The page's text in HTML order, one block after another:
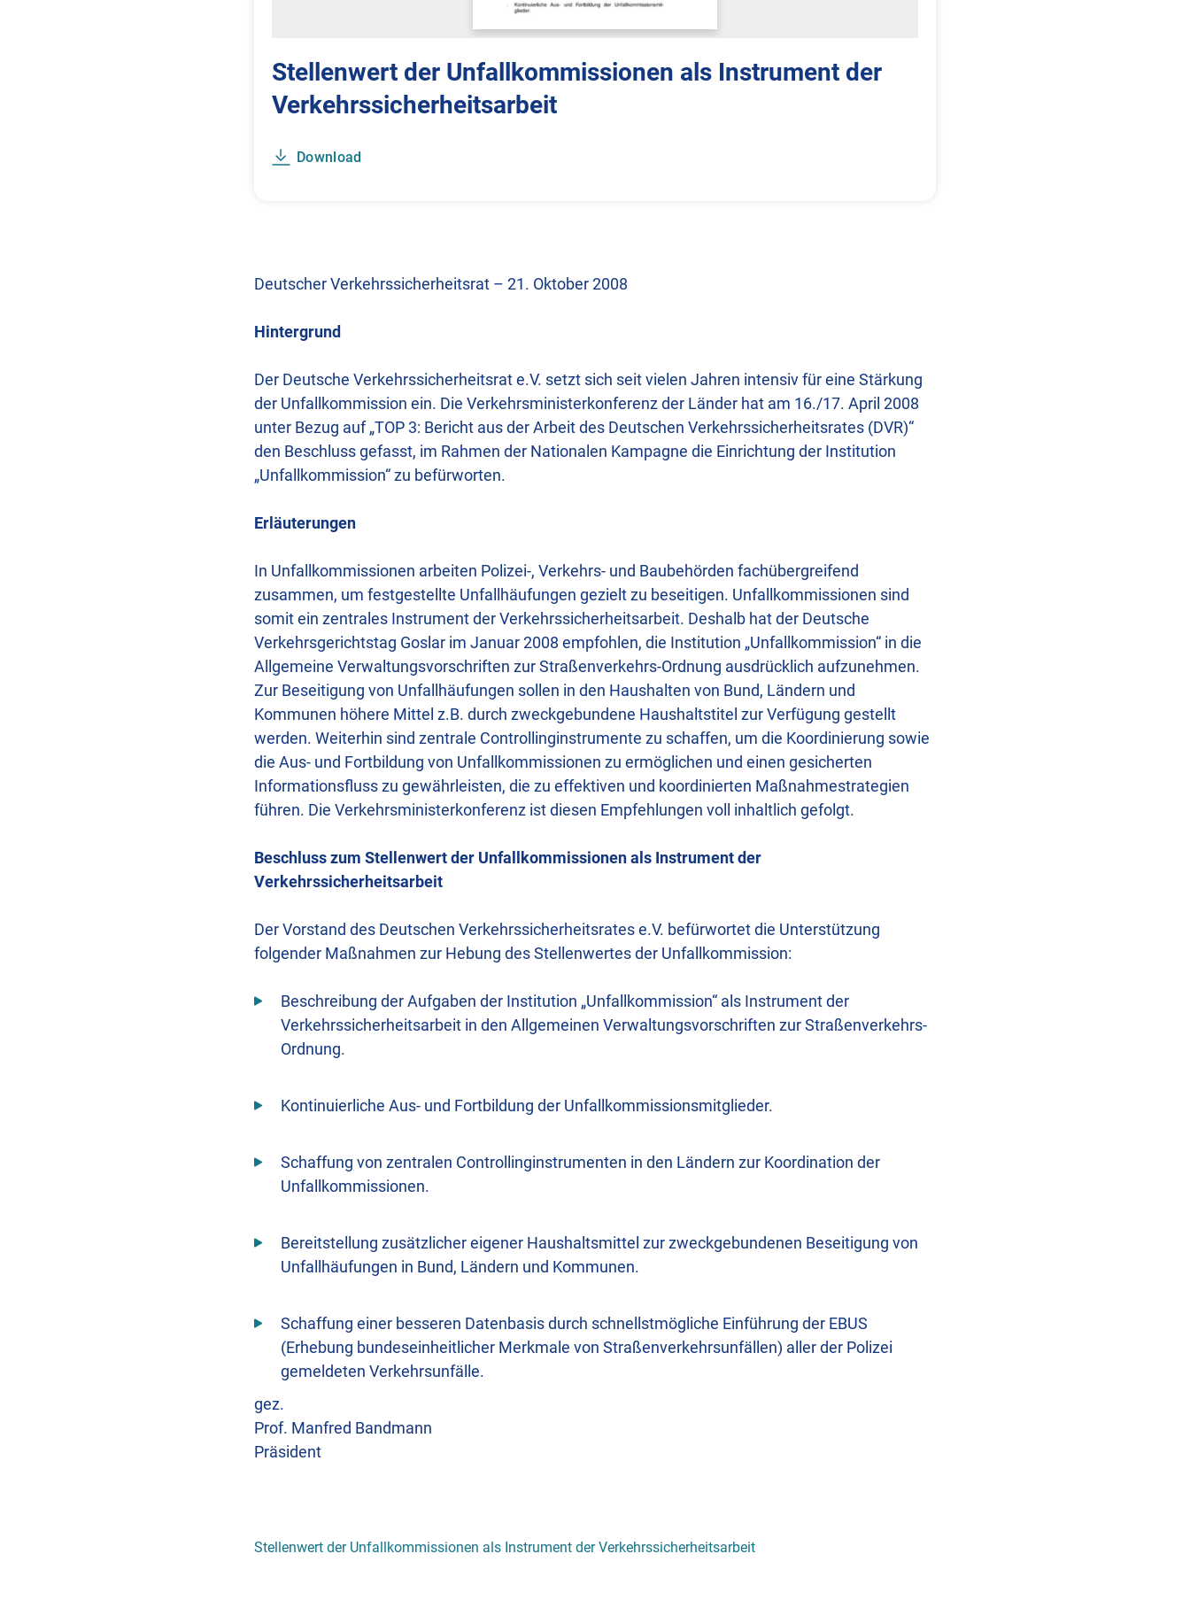
Stellenwert der Unfallkommissionen als Instrument der
Verkehrssicherheitsarbeit
Download
Deutscher Verkehrssicherheitsrat – 21. Oktober 2008
Hintergrund
Der Deutsche Verkehrssicherheitsrat e.V. setzt sich seit vielen Jahren intensiv für eine Stärkung
der Unfallkommission ein. Die Verkehrsministerkonferenz der Länder hat am 16./17. April 2008
unter Bezug auf „TOP 3: Bericht aus der Arbeit des Deutschen Verkehrssicherheitsrates (DVR)“
den Beschluss gefasst, im Rahmen der Nationalen Kampagne die Einrichtung der Institution
„Unfallkommission“ zu befürworten.
Erläuterungen
In Unfallkommissionen arbeiten Polizei-, Verkehrs- und Baubehörden fachübergreifend
zusammen, um festgestellte Unfallhäufungen gezielt zu beseitigen. Unfallkommissionen sind
somit ein zentrales Instrument der Verkehrssicherheitsarbeit. Deshalb hat der Deutsche
Verkehrsgerichtstag Goslar im Januar 2008 empfohlen, die Institution „Unfallkommission“ in die
Allgemeine Verwaltungsvorschriften zur Straßenverkehrs-Ordnung ausdrücklich aufzunehmen.
Zur Beseitigung von Unfallhäufungen sollen in den Haushalten von Bund, Ländern und
Kommunen höhere Mittel z.B. durch zweckgebundene Haushaltstitel zur Verfügung gestellt
werden. Weiterhin sind zentrale Controllinginstrumente zu schaffen, um die Koordinierung sowie
die Aus- und Fortbildung von Unfallkommissionen zu ermöglichen und einen gesicherten
Informationsfluss zu gewährleisten, die zu effektiven und koordinierten Maßnahmestrategien
führen. Die Verkehrsministerkonferenz ist diesen Empfehlungen voll inhaltlich gefolgt.
Beschluss zum Stellenwert der Unfallkommissionen als Instrument der
Verkehrssicherheitsarbeit
Der Vorstand des Deutschen Verkehrssicherheitsrates e.V. befürwortet die Unterstützung
folgender Maßnahmen zur Hebung des Stellenwertes der Unfallkommission:
Beschreibung der Aufgaben der Institution „Unfallkommission“ als Instrument der
Verkehrssicherheitsarbeit in den Allgemeinen Verwaltungsvorschriften zur Straßenverkehrs-
Ordnung.
Kontinuierliche Aus- und Fortbildung der Unfallkommissionsmitglieder.
Schaffung von zentralen Controllinginstrumenten in den Ländern zur Koordination der
Unfallkommissionen.
Bereitstellung zusätzlicher eigener Haushaltsmittel zur zweckgebundenen Beseitigung von
Unfallhäufungen in Bund, Ländern und Kommunen.
Schaffung einer besseren Datenbasis durch schnellstmögliche Einführung der EBUS
(Erhebung bundeseinheitlicher Merkmale von Straßenverkehrsunfällen) aller der Polizei
gemeldeten Verkehrsunfälle.
gez.
Prof. Manfred Bandmann
Präsident
Stellenwert der Unfallkommissionen als Instrument der Verkehrssicherheitsarbeit